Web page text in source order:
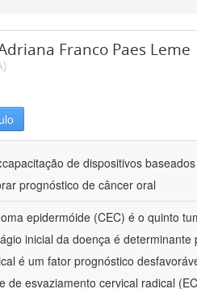
Franco Paes Leme
capacitação de dispositivos
prognóstico de câncer oral
epidermóide (CEC) é o quinto
inicial da doença é
é um fator prognóstico
de esvaziamento cervical radical